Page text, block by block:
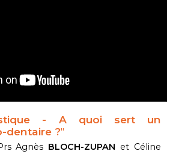
- A quoi sert un
dentaire ?"
Agnès BLOCH-ZUPAN et Céline